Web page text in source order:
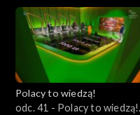
Polacy to wiedzą!
odc. 41 - Polacy to wiedzą!